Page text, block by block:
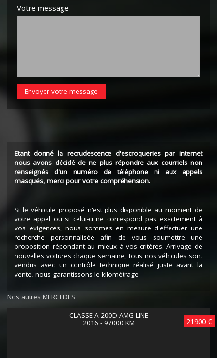
Votre message
Envoyer votre message
Etant donné la recrudescence d'escroqueries par internet
nous avons décidé de ne plus répondre aux courriels non
renseignés d'un numéro de téléphone ni aux appels
masqués, merci pour votre compréhension.
Si le véhicule proposé n'est plus disponible au moment de
votre appel ou si celui-ci ne correspond pas exactement à
vos exigences, nous sommes en mesure d'effectuer une
recherche personnalisée afin de vous soumettre une
proposition répondant au mieux à vos critères. Arrivage de
nouvelles voitures chaque semaine, tous nos véhicules sont
vendus avec un contrôle technique réalisé juste avant la
vente, nous garantissons le kilométrage.
Nos autres MERCEDES
21900 €
CLASSE A 200D AMG LINE
2016 - 97000 KM